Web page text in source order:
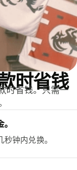
时省钱
时省钱。只需一
钟内兑换。